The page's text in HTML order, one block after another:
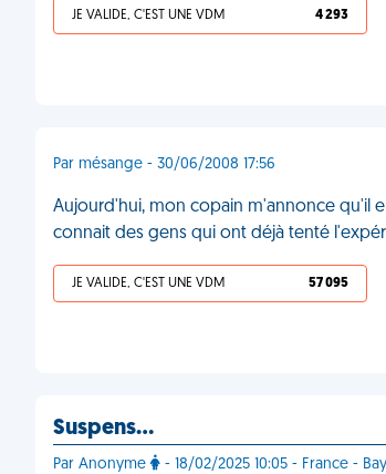
JE VALIDE, C'EST UNE VDM 4 293
Par mésange - 30/06/2008 17:56
Aujourd'hui, mon copain m'annonce qu'il
connait des gens qui ont déjà tenté
JE VALIDE, C'EST UNE VDM 57 095
Suspens…
Par Anonyme - 18/02/2025 10:05 - France -